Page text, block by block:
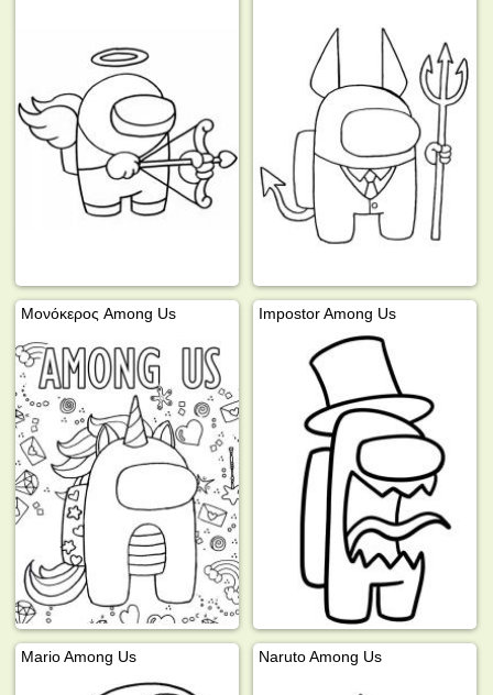
Μονόκερος Among Us Impostor Among Us
Mario Among Us Naruto Among Us